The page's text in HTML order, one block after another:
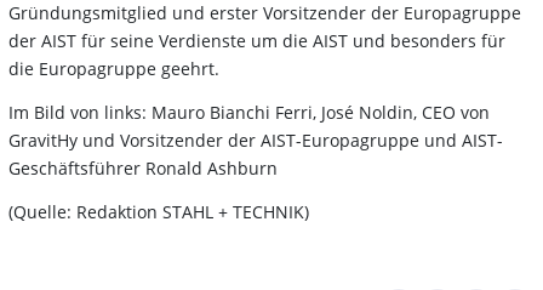
Gründungsmitglied und erster Vorsitzender der Europagruppe
der AIST für seine Verdienste um die AIST und besonders für
die Europagruppe geehrt.
Im Bild von links: Mauro Bianchi Ferri, José Noldin, CEO von
GravitHy und Vorsitzender der AIST-Europagruppe und AIST-
Geschäftsführer Ronald Ashburn
(Quelle: Redaktion STAHL + TECHNIK)